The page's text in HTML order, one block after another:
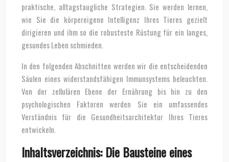
praktische, alltagstaugliche Strategien. Sie werden lernen,
wie Sie die körpereigene Intelligenz Ihres Tieres gezielt
dirigieren und ihm so die robusteste Rüstung für ein langes,
gesundes Leben schmieden.
In den folgenden Abschnitten werden wir die entscheidenden
Säulen eines widerstandsfähigen Immunsystems beleuchten.
Von der zellulären Ebene der Ernährung bis hin zu den
psychologischen Faktoren werden Sie ein umfassendes
Verständnis für die Gesundheitsarchitektur Ihres Tieres
entwickeln.
Inhaltsverzeichnis: Die Bausteine eines